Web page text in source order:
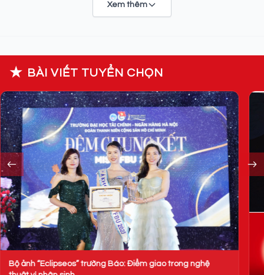
Xem thêm
★ BÀI VIẾT TUYỂN CHỌN